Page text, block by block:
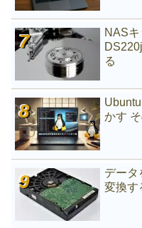
NAS
る
かす
データ
変換す